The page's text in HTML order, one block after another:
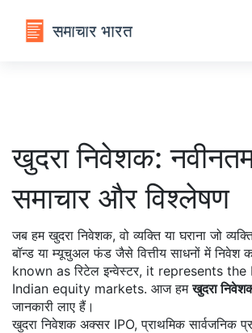
खुदरा निवेशक:
समाचार और विश्लेषण
जब हमखुदरा निवेशक,वो व्यक्ति या घराना जो
बॉन्ड या म्यूचुअल फंड जैसे वित्तीय साधनों में निवेश
known asरिटेल इन्वेस्टर, it represents
Indian equity markets. आज हमखुदरा
जानकारी लाए हैं।
खुदरा निवेशक अक्सर IPO,प्राथमिक सार्वजनिक